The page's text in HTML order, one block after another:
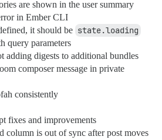
are shown in the user summary
in Ember CLI
it should be state.loading
query parameters
adding digests to additional bundles
composer message in private
consistently
fixes and improvements
column is out of sync after post moves